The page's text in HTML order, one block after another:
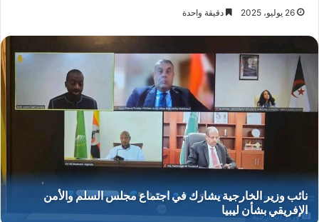
26 يوليو، 2025 دقيقة واحدة
وزير الخارجية